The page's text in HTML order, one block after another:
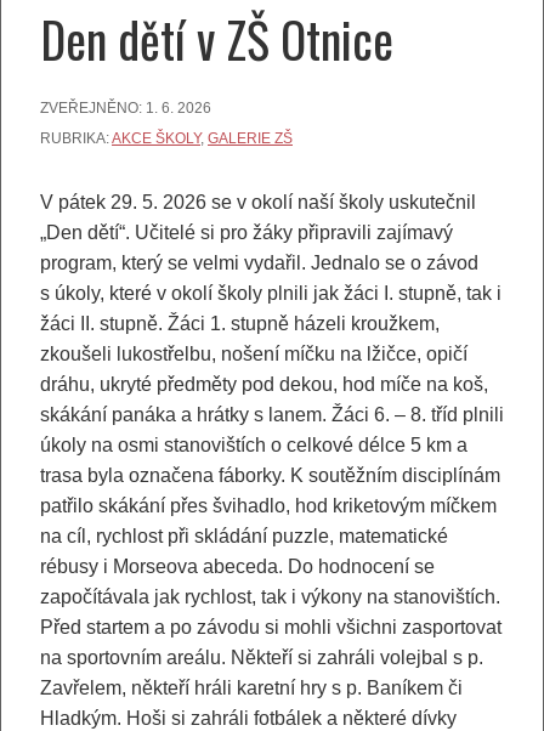
Den dětí v ZŠ Otnice
ZVEŘEJNĚNO: 1. 6. 2026
RUBRIKA:AKCE ŠKOLY, GALERIE ZŠ
V pátek 29. 5. 2026 se v okolí naší školy uskutečnil
„Den dětí“. Učitelé si pro žáky připravili zajímavý
program, který se velmi vydařil. Jednalo se o závod
s úkoly, které v okolí školy plnili jak žáci I. stupně, tak i
žáci II. stupně. Žáci 1. stupně házeli kroužkem,
zkoušeli lukostřelbu, nošení míčku na lžičce, opičí
dráhu, ukryté předměty pod dekou, hod míče na koš,
skákání panáka a hrátky s lanem. Žáci 6. – 8. tříd plnili
úkoly na osmi stanovištích o celkové délce 5 km a
trasa byla označena fáborky. K soutěžním disciplínám
patřilo skákání přes švihadlo, hod kriketovým míčkem
na cíl, rychlost při skládání puzzle, matematické
rébusy i Morseova abeceda. Do hodnocení se
započítávala jak rychlost, tak i výkony na stanovištích.
Před startem a po závodu si mohli všichni zasportovat
na sportovním areálu. Někteří si zahráli volejbal s p.
Zavřelem, někteří hráli karetní hry s p. Baníkem či
Hladkým. Hoši si zahráli fotbálek a některé dívky